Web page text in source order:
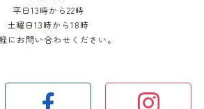
平日13時から22時
土曜日13時から18時
にお問い合わせください。